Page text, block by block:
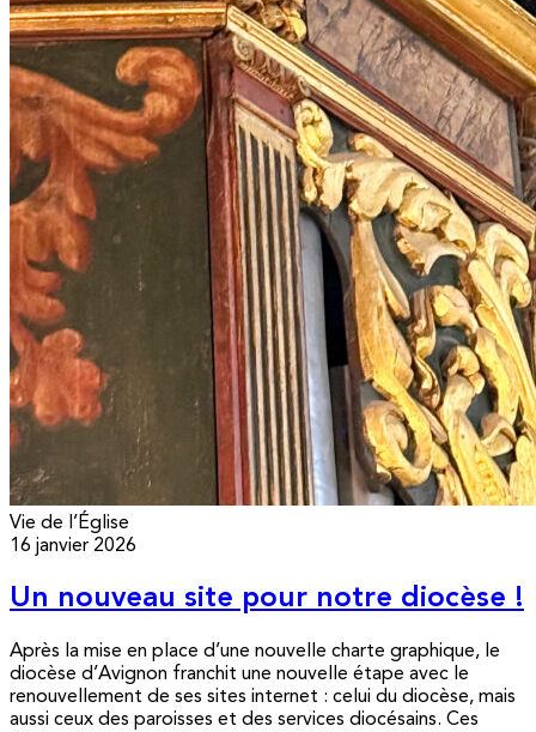
Vie de l’Église
16 janvier 2026
Un nouveau site pour notre diocèse !
Après la mise en place d’une nouvelle charte graphique, le
diocèse d’Avignon franchit une nouvelle étape avec le
renouvellement de ses sites internet : celui du diocèse, mais
aussi ceux des paroisses et des services diocésains. Ces